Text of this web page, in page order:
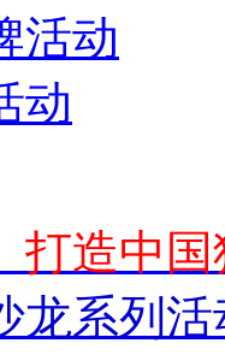
活动
动
打造中
龙系列活